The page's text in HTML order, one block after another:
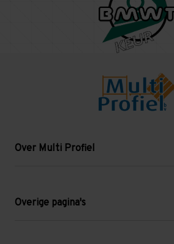
Over Multi Profiel
Blog
Overige pagina's